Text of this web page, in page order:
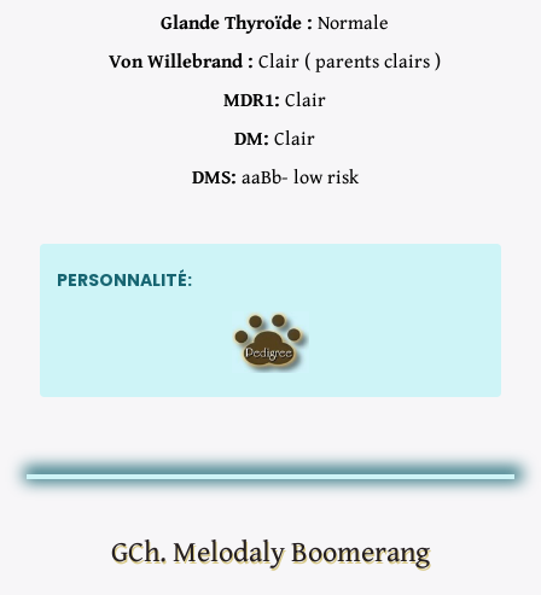
Glande Thyroïde : Normale
Von Willebrand : Clair ( parents clairs )
MDR1: Clair
DM: Clair
DMS: aaBb- low risk
PERSONNALITÉ:
GCh. Melodaly Boomerang